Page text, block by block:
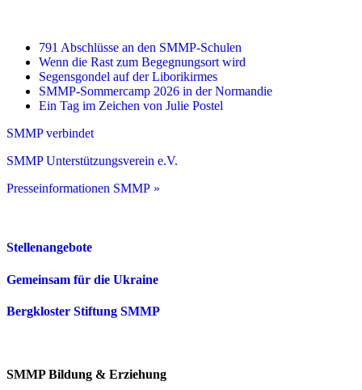
791 Abschlüsse an den SMMP-Schulen
Wenn die Rast zum Begegnungsort wird
Segensgondel auf der Liborikirmes
SMMP-Sommercamp 2026 in der Normandie
Ein Tag im Zeichen von Julie Postel
SMMP verbindet
SMMP Unterstützungsverein e.V.
Presseinformationen SMMP »
Stellenangebote
Gemeinsam für die Ukraine
Bergkloster Stiftung SMMP
SMMP Bildung & Erziehung